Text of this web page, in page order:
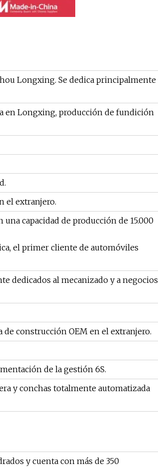
Longxing. Se dedica principalmente
en Longxing, producción de fundición
el extranjero.
capacidad de producción de 15.000
el primer cliente de automóviles
dedicados al mecanizado y a negocios
construcción OEM en el extranjero.
de la gestión 6S.
y conchas totalmente automatizada
y cuenta con más de 350